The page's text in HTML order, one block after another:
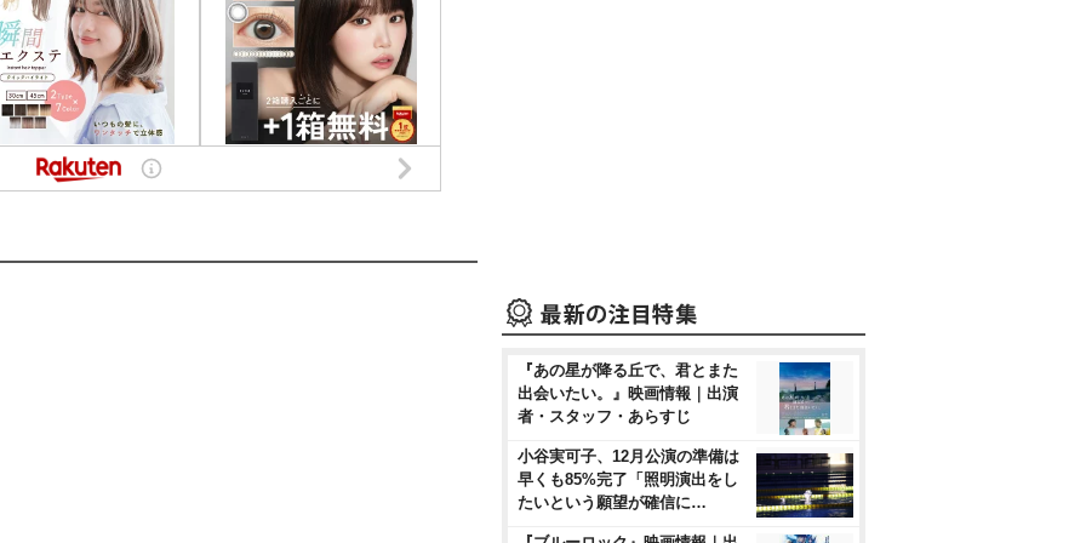
『あの星が降る丘で、君とまた
出会いたい。』映画情報｜出演
者・スタッフ・あらすじ
小谷実可子、12月公演の準備は
早くも85%完了「照明演出をし
たいという願望が確信に…